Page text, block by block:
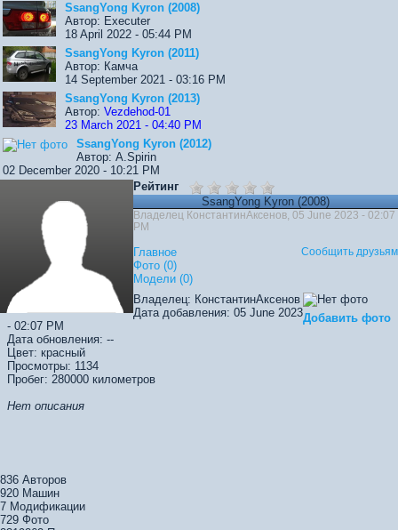
SsangYong Kyron (2008)
Автор: Executer
18 April 2022 - 05:44 PM
SsangYong Kyron (2011)
Автор: Камча
14 September 2021 - 03:16 PM
SsangYong Kyron (2013)
Автор: Vezdehod-01
23 March 2021 - 04:40 PM
SsangYong Kyron (2012)
Автор: A.Spirin
02 December 2020 - 10:21 PM
Рейтинг
SsangYong Kyron (2008)
Владелец КонстантинАксенов, 05 June 2023 - 02:07
PM
Сообщить друзьям
Главное
Фото (0)
Модели (0)
Добавить фото
Владелец: КонстантинАксенов
Дата добавления: 05 June 2023
- 02:07 PM
Дата обновления: --
Цвет: красный
Просмотры: 1134
Пробег: 280000 километров
Нет описания
836 Авторов
920 Машин
7 Модификации
729 Фото